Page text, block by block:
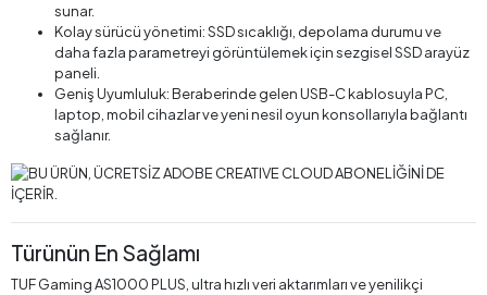
sunar.
Kolay sürücü yönetimi: SSD sıcaklığı, depolama durumu ve
daha fazla parametreyi görüntülemek için sezgisel SSD arayüz
paneli.
Geniş Uyumluluk: Beraberinde gelen USB-C kablosuyla PC,
laptop, mobil cihazlar ve yeni nesil oyun konsollarıyla bağlantı
sağlanır.
Türünün En Sağlamı
TUF Gaming AS1000 PLUS, ultra hızlı veri aktarımları ve yenilikçi